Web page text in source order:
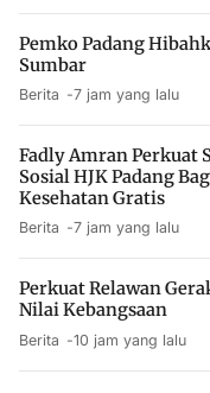
Pemko Padang
Sumbar
Berita 7 jam yang lalu
Fadly Amran Perkuat
Sosial HJK Padang
Kesehatan Gratis
Berita 7 jam yang lalu
Perkuat Relawan
Nilai Kebangsaan
Berita 10 jam yang lalu